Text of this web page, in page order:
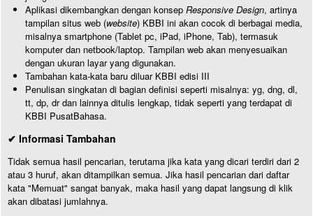
Aplikasi dikembangkan dengan konsep Responsive Design, artinya
tampilan situs web (website) KBBI ini akan cocok di berbagai media,
misalnya smartphone (Tablet pc, iPad, iPhone, Tab), termasuk
komputer dan netbook/laptop. Tampilan web akan menyesuaikan
dengan ukuran layar yang digunakan.
Tambahan kata-kata baru diluar KBBI edisi III
Penulisan singkatan di bagian definisi seperti misalnya: yg, dng, dl,
tt, dp, dr dan lainnya ditulis lengkap, tidak seperti yang terdapat di
KBBI PusatBahasa.
✔ Informasi Tambahan
Tidak semua hasil pencarian, terutama jika kata yang dicari terdiri dari 2
atau 3 huruf, akan ditampilkan semua. Jika hasil pencarian dari daftar
kata "Memuat" sangat banyak, maka hasil yang dapat langsung di klik
akan dibatasi jumlahnya.